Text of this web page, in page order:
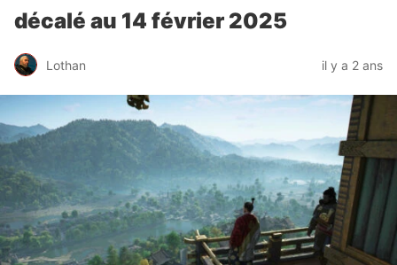
décalé au 14 février 2025
Lothan il y a 2 ans